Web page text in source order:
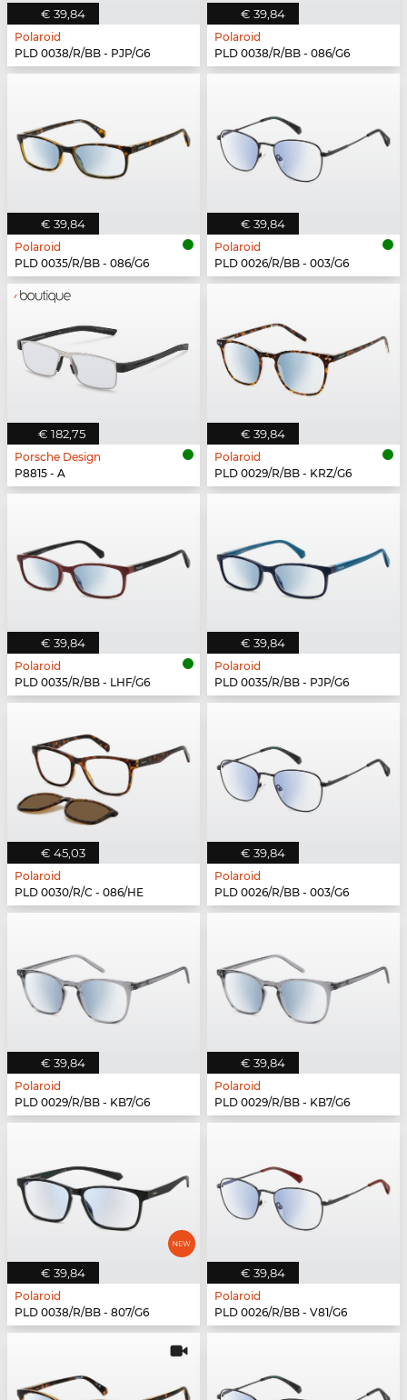
€ 39,84
Polaroid
PLD 0038/R/BB - PJP/G6
€ 39,84
Polaroid
PLD 0038/R/BB - 086/G6
€ 39,84
Polaroid
PLD 0035/R/BB - 086/G6
€ 39,84
Polaroid
PLD 0026/R/BB - 003/G6
€ 182,75
Porsche Design
P8815 - A
€ 39,84
Polaroid
PLD 0029/R/BB - KRZ/G6
€ 39,84
Polaroid
PLD 0035/R/BB - LHF/G6
€ 39,84
Polaroid
PLD 0035/R/BB - PJP/G6
€ 45,03
Polaroid
PLD 0030/R/C - 086/HE
€ 39,84
Polaroid
PLD 0026/R/BB - 003/G6
€ 39,84
Polaroid
PLD 0029/R/BB - KB7/G6
€ 39,84
Polaroid
PLD 0029/R/BB - KB7/G6
€ 39,84
Polaroid
PLD 0038/R/BB - 807/G6
€ 39,84
Polaroid
PLD 0026/R/BB - V81/G6